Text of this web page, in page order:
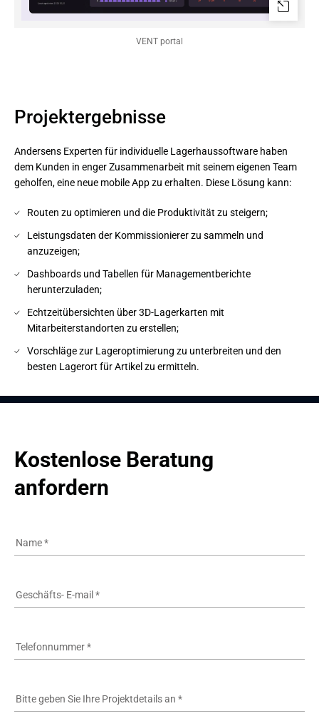
VENT portal
Projektergebnisse
Andersens Experten für individuelle Lagerhaussoftware haben
dem Kunden in enger Zusammenarbeit mit seinem eigenen Team
geholfen, eine neue mobile App zu erhalten. Diese Lösung kann:
Routen zu optimieren und die Produktivität zu steigern;
Leistungsdaten der Kommissionierer zu sammeln und
anzuzeigen;
Dashboards und Tabellen für Managementberichte
herunterzuladen;
Echtzeitübersichten über 3D-Lagerkarten mit
Mitarbeiterstandorten zu erstellen;
Vorschläge zur Lageroptimierung zu unterbreiten und den
besten Lagerort für Artikel zu ermitteln.
Kostenlose Beratung
anfordern
Name*
Geschäfts- E-mail *
Telefonnummer*
Bitte geben Sie Ihre Projektdetails an *